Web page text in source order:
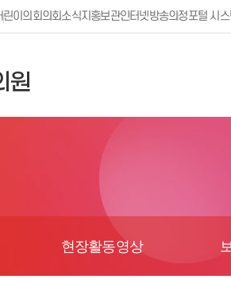
린이의회의회소식지 홍보관인터넷방송의정포털 시
원
현장활동영상